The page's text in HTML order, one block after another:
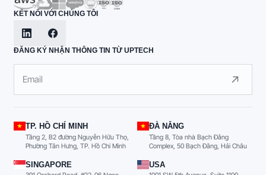
KẾT NỐI VỚI CHÚNG TÔI
ĐĂNG KÝ NHẬN THÔNG TIN TỪ UPTECH
TP. HỒ CHÍ MINH
Tầng 2, B2 đường Nguyễn Hữu Thọ,
Phường Tân Hưng, TP. Hồ Chí Minh
ĐÀ NẴNG
Tầng 8, Tòa nhà Bạch Đằng
Complex, 50 Bạch Đằng, Hải Châu
SINGAPORE USA